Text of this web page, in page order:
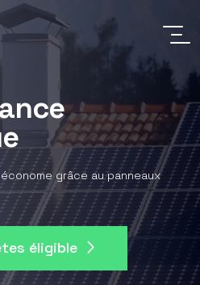
grâce au panneaux
éligible